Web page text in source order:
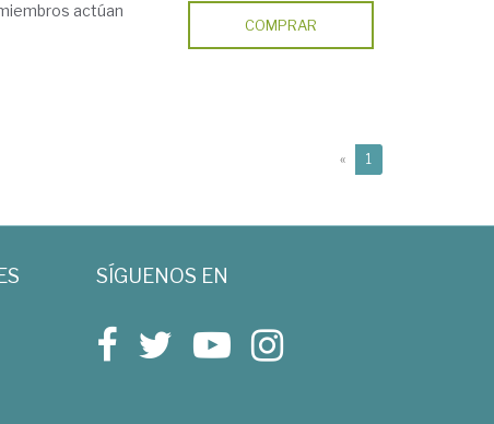
actúan
COMPRAR
« 1
SÍGUENOS EN